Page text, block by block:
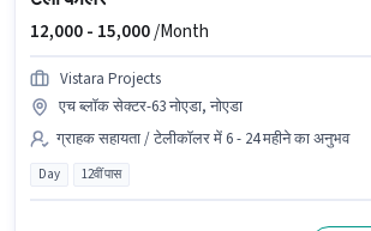
12,000 - 15,000/Month
Vistara Projects
एच ब्लॉक सेक्टर-63 नोएडा, नोएडा
ग्राहक सहायता / टेलीकॉलर में 6 - 24 महीने का अनुभव
Day 12वीं पास